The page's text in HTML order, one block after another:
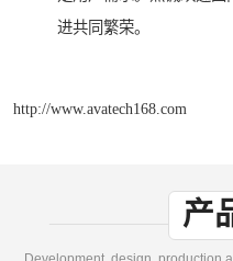
进共同繁荣。
http://www.avatech168.com
产